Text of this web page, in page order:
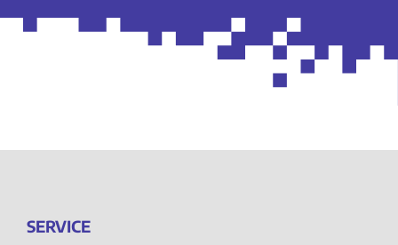
SERVICE